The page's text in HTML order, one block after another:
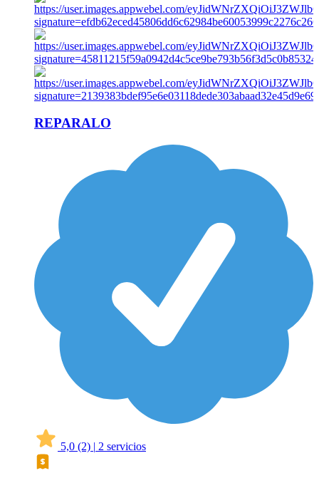
REPARALO
5,0 (2) | 2 servicios